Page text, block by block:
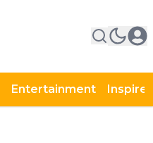
Entertainment